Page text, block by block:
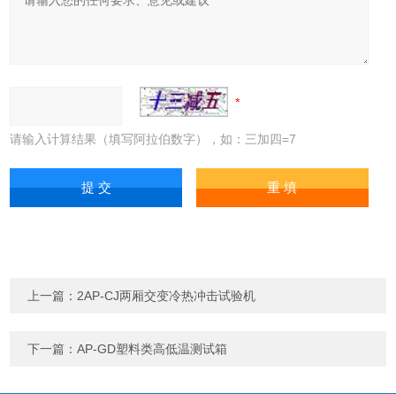
请输入计算结果（填写阿拉伯数字），如：三加四=7
上一篇： 2AP-CJ两厢交变冷热冲击试验机
下一篇：AP-GD塑料类高低温测试箱